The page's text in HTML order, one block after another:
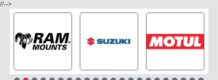
//-->